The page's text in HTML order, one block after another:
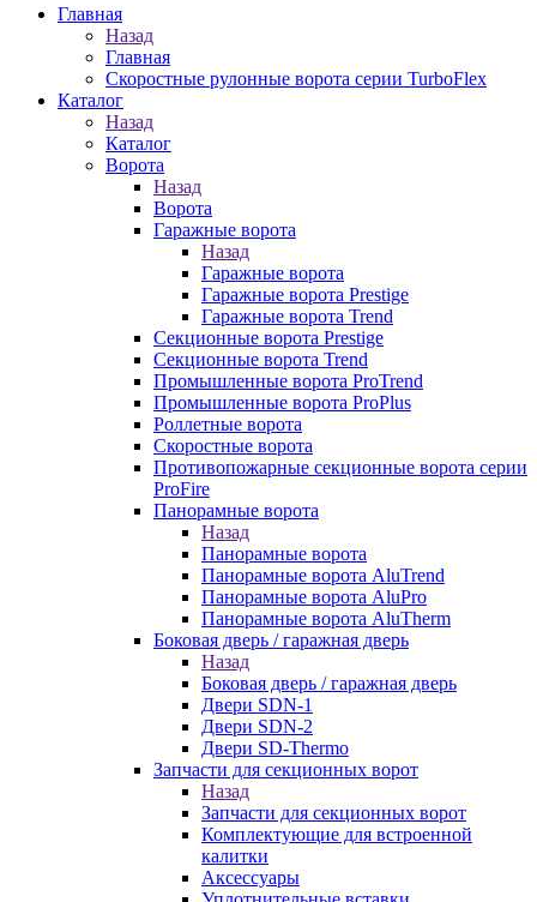
Главная
Назад
Главная
Скоростные рулонные ворота серии TurboFlex
Каталог
Назад
Каталог
Ворота
Назад
Ворота
Гаражные ворота
Назад
Гаражные ворота
Гаражные ворота Prestige
Гаражные ворота Trend
Секционные ворота Prestige
Секционные ворота Trend
Промышленные ворота ProTrend
Промышленные ворота ProPlus
Роллетные ворота
Скоростные ворота
Противопожарные секционные ворота серии
ProFire
Панорамные ворота
Назад
Панорамные ворота
Панорамные ворота AluTrend
Панорамные ворота AluPro
Панорамные ворота AluTherm
Боковая дверь / гаражная дверь
Назад
Боковая дверь / гаражная дверь
Двери SDN-1
Двери SDN-2
Двери SD-Thermo
Запчасти для секционных ворот
Назад
Запчасти для секционных ворот
Комплектующие для встроенной
калитки
Аксессуары